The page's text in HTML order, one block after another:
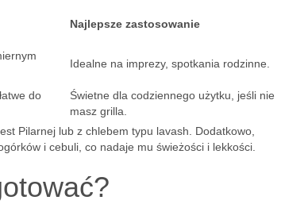
Najlepsze zastosowanie
Idealne na imprezy, spotkania rodzinne.
do
Świetne dla codziennego użytku, jeśli nie
masz grilla.
Pilarnej lub z chlebem typu lavash. Dodatkowo,
i cebuli, co nadaje mu świeżości i lekkości.